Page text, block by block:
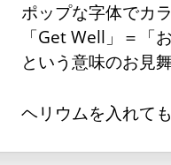
ポップな字体でカ
「Get Well」＝「
という意味のお見
ヘリウムを入れて